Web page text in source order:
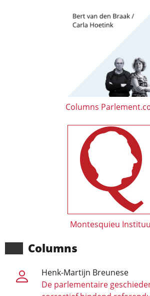
Columns
Montesquieu
Columns
Henk-Martijn Breunese
De parlementaire